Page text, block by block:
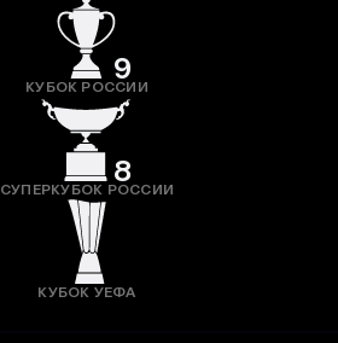
9
КУБОК РОССИИ
8
СУПЕРКУБОК РОССИИ
КУБОК УЕФА